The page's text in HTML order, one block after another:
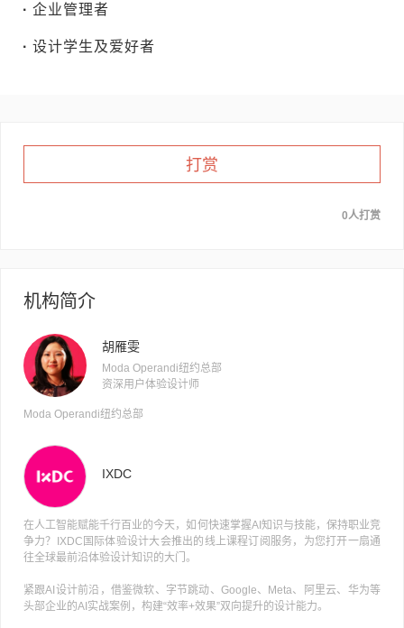
· 企业管理者
· 设计学生及爱好者
打赏
0人打赏
机构简介
胡雁雯
Moda Operandi纽约总部
资深用户体验设计师
Moda Operandi纽约总部
IXDC
在人工智能赋能千行百业的今天，如何快速掌握AI知识与技能，保持职业竞
争力？IXDC国际体验设计大会推出的线上课程订阅服务，为您打开一扇通
往全球最前沿体验设计知识的大门。
紧跟AI设计前沿，借鉴微软、字节跳动、Google、Meta、阿里云、华为等
头部企业的AI实战案例，构建“效率+效果”双向提升的设计能力。